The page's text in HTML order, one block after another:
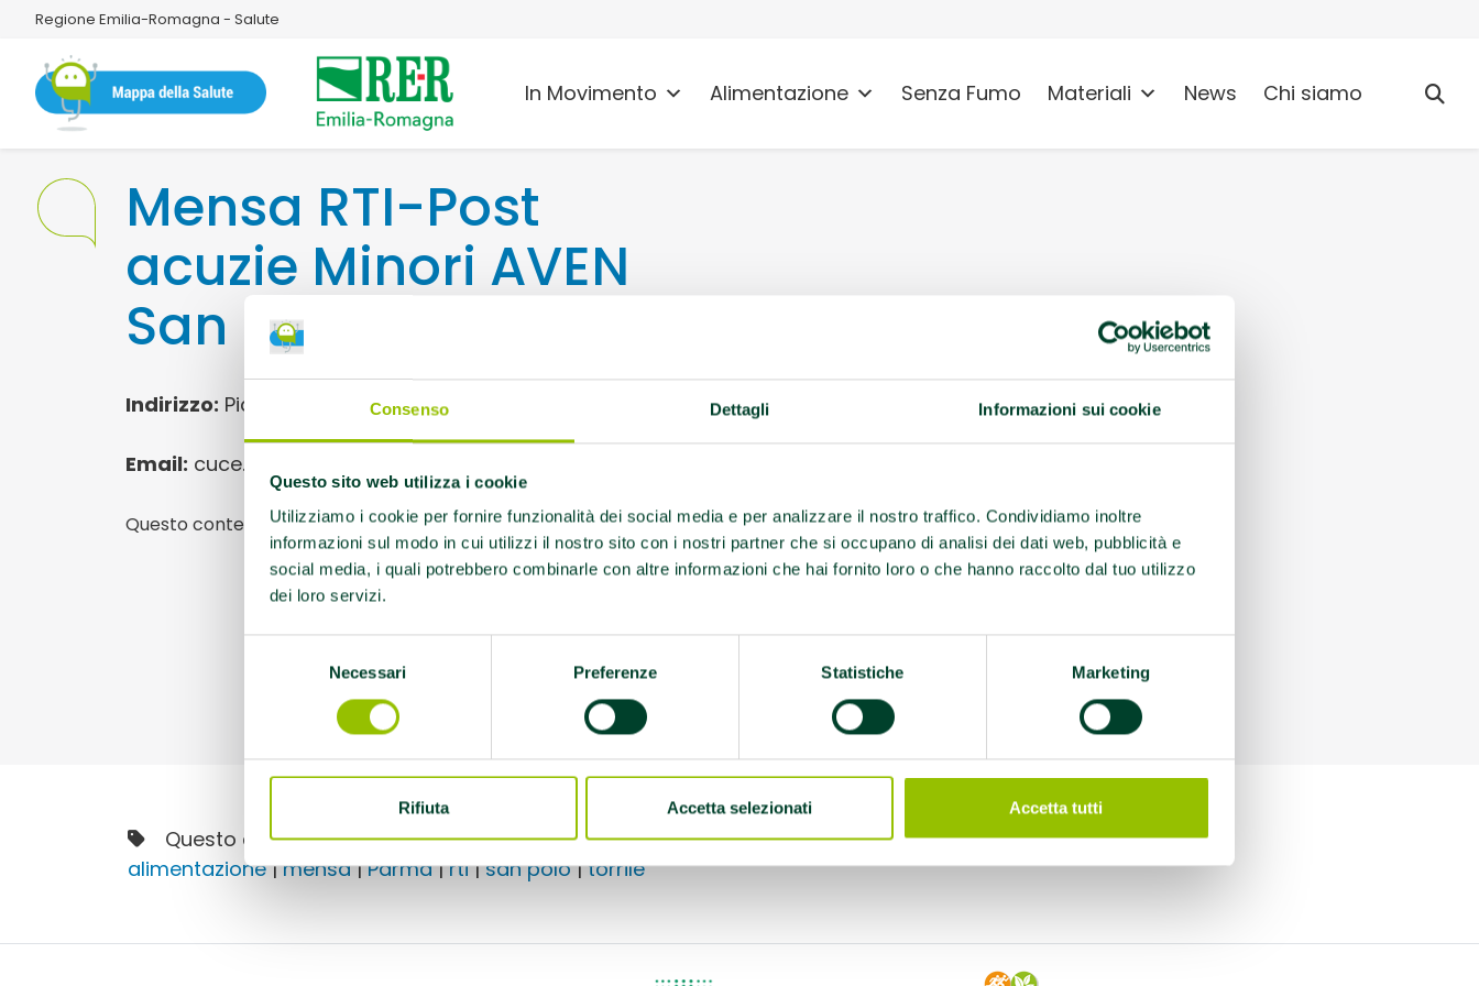
Consenso Dettagli Informazioni sui cookie
Questo sito web utilizza i cookie
Utilizziamo i cookie per fornire funzionalità dei social media e per analizzare il nostro traffico. Condividiamo inoltre
informazioni sul modo in cui utilizzi il nostro sito con i nostri partner che si occupano di analisi dei dati web, pubblicità e
social media, i quali potrebbero combinarle con altre informazioni che hai fornito loro o che hanno raccolto dal tuo utilizzo
dei loro servizi.
Necessari Preferenze Statistiche Marketing
Rifiuta Accetta selezionati Accetta tutti
Regione Emilia-Romagna - Salute
In Movimento Alimentazione Senza Fumo Materiali News Chi siamo
Mensa RTI-Post
acuzie Minori AVEN
San Polo
Indirizzo: Piazzale Pertini 1 San Polo di Torrile (Pr)
Email: cuce.vicofertile@camst.it
Questo contenuto si trova inGinS Food
Questo contenuto è archiviato sotto:
alimentazione|mensa|Parma|rti|san polo|torrile